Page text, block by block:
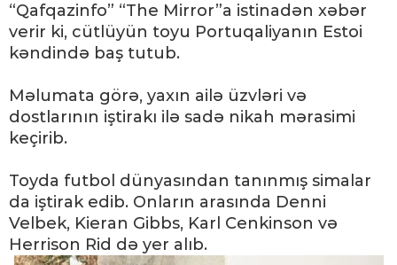
“Qafqazinfo” “The Mirror”a istinadən xəbər
verir ki, cütlüyün toyu Portuqaliyanın Estoi
kəndində baş tutub.
Məlumata görə, yaxın ailə üzvləri və
dostlarının iştirakı ilə sadə nikah mərasimi
keçirib.
Toyda futbol dünyasından tanınmış simalar
da iştirak edib. Onların arasında Denni
Velbek, Kieran Gibbs, Karl Cenkinson və
Herrison Rid də yer alıb.